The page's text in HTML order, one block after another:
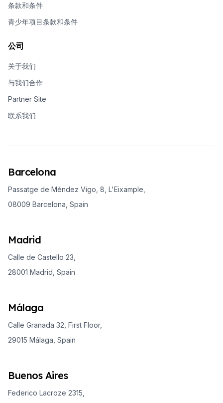
条款和条件
青少年项目条款和条件
公司
关于我们
与我们合作
Partner Site
联系我们
Barcelona
Passatge de Méndez Vigo, 8, L'Eixample,
08009 Barcelona, Spain
Madrid
Calle de Castello 23,
28001 Madrid, Spain
Málaga
Calle Granada 32, First Floor,
29015 Málaga, Spain
Buenos Aires
Federico Lacroze 2315,